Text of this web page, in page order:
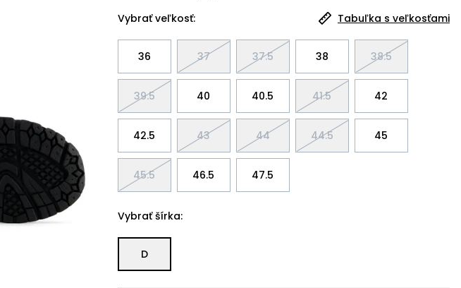
Vybrať veľkosť: Tabuľka s veľkosťami
36 37 37.5 38 38.5
39.5 40 40.5 41.5 42
42.5 43 44 44.5 45
45.5 46.5 47.5
Vybrať šírka:
D